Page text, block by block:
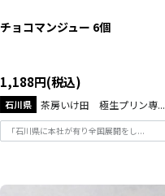
チョコマンジュー 6個
1,188円(税込)
石川県 茶房いけ田 極生プリン専...
「石川県に本社が有り全国展開をし...